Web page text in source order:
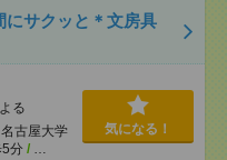
にサクッと＊文房具
る
名古屋大学
5分 / …
気になる！